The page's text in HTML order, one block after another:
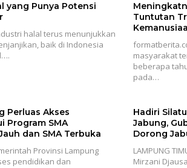
yang Punya Potensi
halal terus menunjukkan
baik di Indonesia
Tuntutan
masyarakat
beberapa
pada…
Perluas Akses
Program SMA
dan SMA Terbuka
Provinsi Lampung
pendidikan dan
Hadiri
Jabung,
Dorong
dan SDM
LAMPUNG
Mirzani